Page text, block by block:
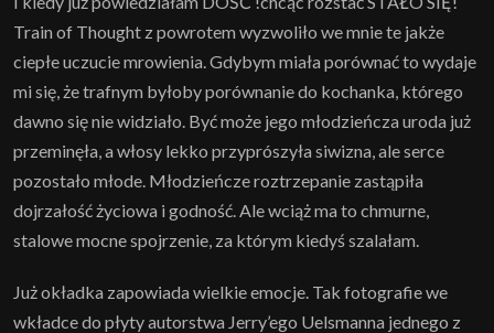
Train of Thought z powrotem wyzwoliło we mnie te jakże
ciepłe uczucie mrowienia. Gdybym miała porównać to wydaje
mi się, że trafnym byłoby porównanie do kochanka, którego
dawno się nie widziało. Być może jego młodzieńcza uroda już
przeminęła, a włosy lekko przyprószyła siwizna, ale serce
pozostało młode. Młodzieńcze roztrzepanie zastąpiła
dojrzałość życiowa i godność. Ale wciąż ma to chmurne,
stalowe mocne spojrzenie, za którym kiedyś szalałam.
Już okładka zapowiada wielkie emocje. Tak fotografie we
wkładce do płyty autorstwa Jerry’ego Uelsmanna jednego z